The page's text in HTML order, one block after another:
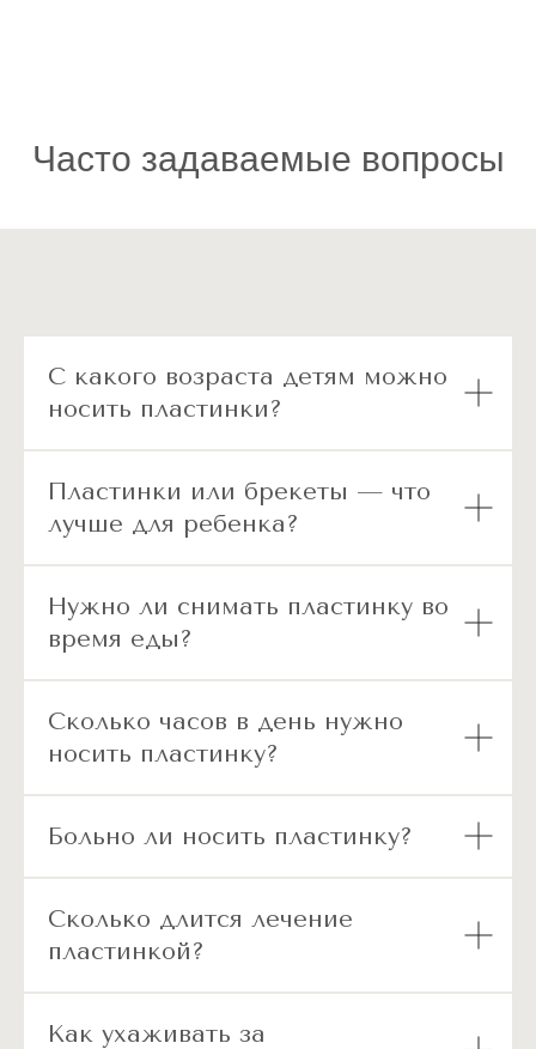
Часто задаваемые вопросы
С какого возраста детям можно
носить пластинки?
Пластинки или брекеты — что
лучше для ребенка?
Нужно ли снимать пластинку во
время еды?
Сколько часов в день нужно
носить пластинку?
Больно ли носить пластинку?
Сколько длится лечение
пластинкой?
Как ухаживать за